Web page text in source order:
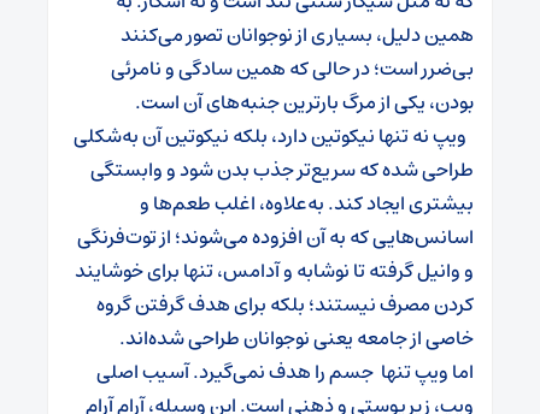
همین دلیل، بسیاری از نوجوانان تصور می‌کنند
بی‌ضرر است؛ در حالی که همین سادگی و نامرئی
بودن، یکی از مرگ‌ بارترین جنبه‌های آن است.
ویپ نه تنها نیکوتین دارد، بلکه نیکوتین آن به‌شکلی
طراحی شده که سریع‌تر جذب بدن شود و وابستگی
بیشتری ایجاد کند. به‌علاوه، اغلب طعم‌ها و
اسانس‌هایی که به آن افزوده می‌شوند؛ از توت‌فرنگی
و وانیل گرفته تا نوشابه و آدامس، تنها برای خوشایند
کردن مصرف نیستند؛ بلکه برای هدف گرفتن گروه
خاصی از جامعه یعنی نوجوانان طراحی شده‌اند.
اما ویپ تنها جسم را هدف نمی‌گیرد. آسیب اصلی
ویپ، زیرپوستی و ذهنی است. این وسیله، آرام ‌آرام